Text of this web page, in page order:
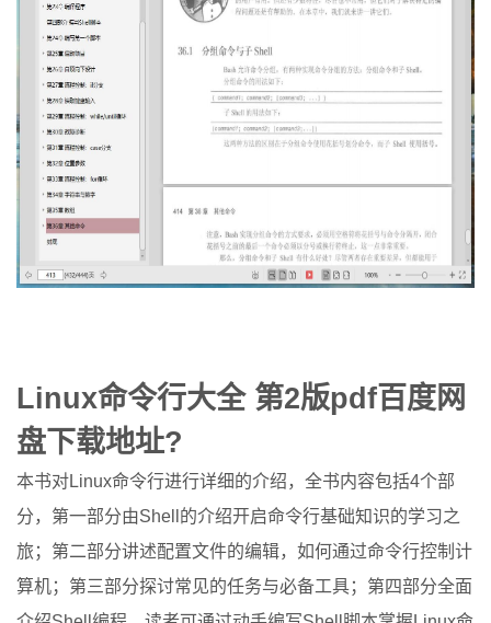
Linux命令行大全 第2版pdf百度网
盘下载地址?
本书对Linux命令行进行详细的介绍，全书内容包括4个部
分，第一部分由Shell的介绍开启命令行基础知识的学习之
旅；第二部分讲述配置文件的编辑，如何通过命令行控制计
算机；第三部分探讨常见的任务与必备工具；第四部分全面